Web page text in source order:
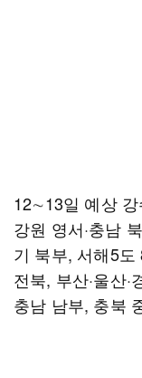
12∼13일 예상 강
강원 영서·충남
기 북부, 서해5도
전북, 부산·울산·
충남 남부, 충북